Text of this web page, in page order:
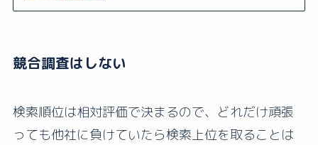
競合調査はしない
検索順位は相対評価で決まるので、どれだけ頑張
っても他社に負けていたら検索上位を取ることは